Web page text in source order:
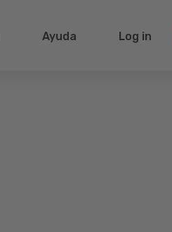
Ayuda Log in